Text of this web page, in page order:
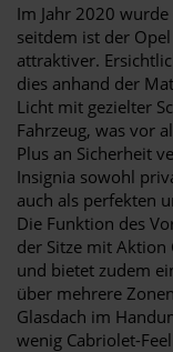
Im Jahr 2020
seitdem ist der
attraktiver.
dies anhand der
Licht mit gezielter
Fahrzeug, was vor
Plus an Sicherheit
Insignia sowohl
auch als perfekten
Die Funktion des
der Sitze mit Aktion
und bietet zudem
über mehrere
Glasdach im
wenig Cabriolet-